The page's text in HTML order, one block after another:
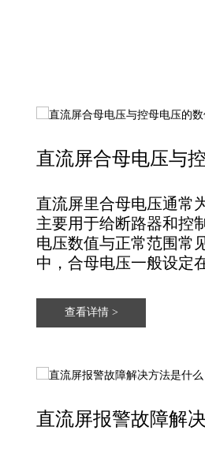
直流屏合母电压与
直流屏里‌合母电压通常
主要用于给断路器和控
电压数值与正常范围‌常
中，‌合母电压一般设定
查看详情 >
直流屏报警故障解